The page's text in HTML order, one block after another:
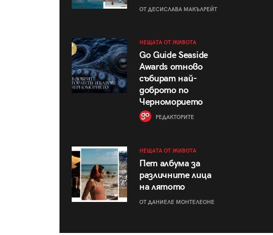
ОТ ДЕСИСЛАВА МАКЪЛРЕЙТ
НЕЩАТА ОТ ЖИВОТА
Go Guide Seaside
Awards отново
събират най-
доброто по
Черноморието
РЕДАКТОРИТЕ
НЕЩАТА ОТ ЖИВОТА
Пет албума за
различните лица
на лятото
ОТ ДАНИЕЛЕ МОНТЕЛЕОНЕ